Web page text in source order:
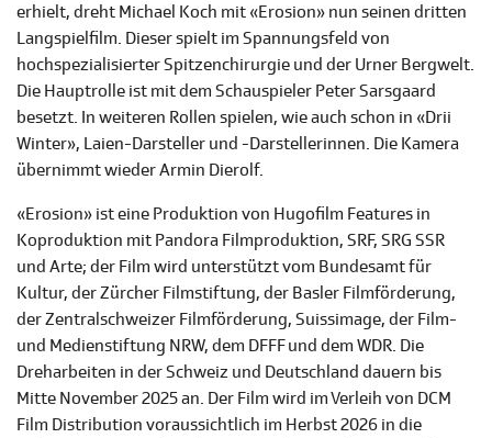
erhielt, dreht Michael Koch mit «Erosion» nun seinen dritten
Langspielfilm. Dieser spielt im Spannungsfeld von
hochspezialisierter Spitzenchirurgie und der Urner Bergwelt.
Die Hauptrolle ist mit dem Schauspieler Peter Sarsgaard
besetzt. In weiteren Rollen spielen, wie auch schon in «Drii
Winter», Laien-Darsteller und -Darstellerinnen. Die Kamera
übernimmt wieder Armin Dierolf.
«Erosion» ist eine Produktion von Hugofilm Features in
Koproduktion mit Pandora Filmproduktion, SRF, SRG SSR
und Arte; der Film wird unterstützt vom Bundesamt für
Kultur, der Zürcher Filmstiftung, der Basler Filmförderung,
der Zentralschweizer Filmförderung, Suissimage, der Film-
und Medienstiftung NRW, dem DFFF und dem WDR. Die
Dreharbeiten in der Schweiz und Deutschland dauern bis
Mitte November 2025 an. Der Film wird im Verleih von DCM
Film Distribution voraussichtlich im Herbst 2026 in die